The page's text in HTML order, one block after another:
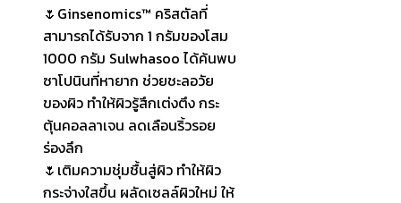
🌷Ginsenomics™ คริสตัลที่
สามารถได้รับจาก 1 กรัมของโสม
1000 กรัม Sulwhasoo ได้ค้นพบ
ซาโปนินที่หายาก ช่วยชะลอวัย
ของผิว ทำให้ผิวรู้สึกเต่งตึง กระ
ตุ้นคอลลาเจน ลดเลือนริ้วรอย
ร่องลึก
🌷เติมความชุ่มชื้นสู่ผิว ทำให้ผิว
กระจ่างใสขึ้น ผลัดเซลล์ผิวใหม่ ให้